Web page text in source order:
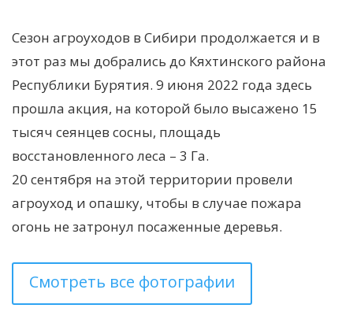
Сезон агроуходов в Сибири продолжается и в
этот раз мы добрались до Кяхтинского района
Республики Бурятия. 9 июня 2022 года здесь
прошла акция, на которой было высажено 15
тысяч сеянцев сосны, площадь
восстановленного леса – 3 Га.
20 сентября на этой территории провели
агроуход и опашку, чтобы в случае пожара
огонь не затронул посаженные деревья.
Смотреть все фотографии